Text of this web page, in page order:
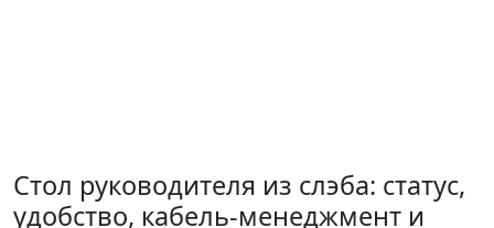
Стол руководителя из слэба: статус,
удобство, кабель-менеджмент и